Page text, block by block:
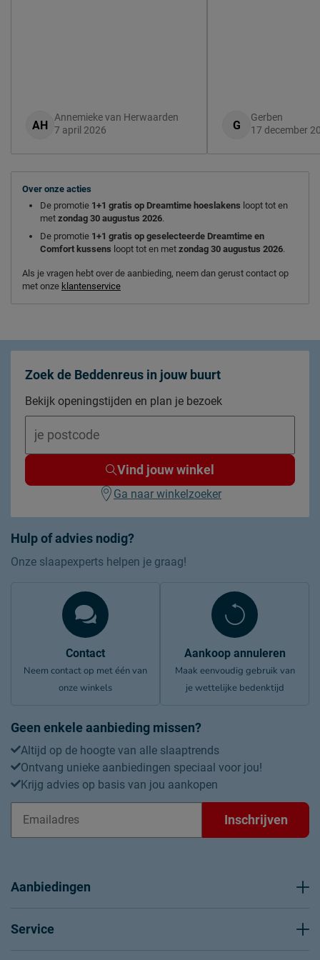
AH
Annemieke van Herwaarden
7 april 2026
G
Gerben
17 december
Over onze acties
De promotie 1+1 gratis op Dreamtime hoeslakens loopt tot en
met zondag 30 augustus 2026.
De promotie 1+1 gratis op geselecteerde Dreamtime en
Comfort kussens loopt tot en met zondag 30 augustus 2026.
Als je vragen hebt over de aanbieding, neem dan gerust contact op
met onze klantenservice
Hulp of advies nodig?
Onze slaapexperts helpen je graag!
Contact
Neem contact op met één van
onze winkels
Aankoop annuleren
Maak eenvoudig gebruik van
je wettelijke bedenktijd
Geen enkele aanbieding missen?
Altijd op de hoogte van alle slaaptrends
Ontvang unieke aanbiedingen speciaal voor jou!
Krijg advies op basis van jou aankopen
Inschrijven
Zoek de Beddenreus in jouw buurt
Bekijk openingstijden en plan je bezoek
Vind jouw winkel
Ga naar winkelzoeker
Aanbiedingen
Service